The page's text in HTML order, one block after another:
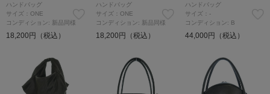
ハンドバッグ
サイズ：ONE
コンディション: 新品同様
18,200円（税込）
ハンドバッグ
サイズ：ONE
コンディション: 新品同様
18,200円（税込）
ハンドバッグ
サイズ：-
コンディション: B
44,000円（税込）